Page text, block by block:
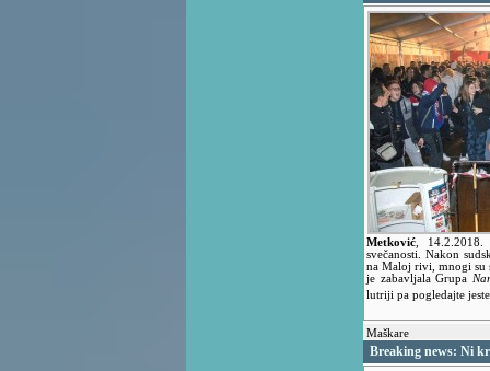
Metković
svečanosti. Nakon
na Maloj rivi, mnogi su
je zabavljala Grupa
lutriji pa pogledajte
Maškare
Breaking news: Ni